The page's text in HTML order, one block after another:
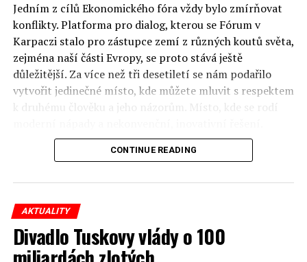
Jedním z cílů Ekonomického fóra vždy bylo zmírňovat
konflikty. Platforma pro dialog, kterou se Fórum v
Karpaczi stalo pro zástupce zemí z různých koutů světa,
zejména naší části Evropy, se proto stává ještě
důležitější. Za více než tři desetiletí se nám podařilo
vytvořit jedinečné místo, kde můžete mluvit s respektem
k druhému člověku a jeho názorům. Místo, kde se rodí
Polsko musí mít instituce, jejichž horizont činnosti je
politický tým. Pouze to vám dává šanci skutečně řešit
problémy. Hosty Fóra jsou prezidenti, předsedové vlád,
ministři, politici a představitelé samosprávy, prezidenti
korporací, lidé z kultury, renomovaní vědci, novináři a
zástupci nevládních organizací.
CONTINUE READING
AKTUALITY
Divadlo Tuskovy vlády o 100